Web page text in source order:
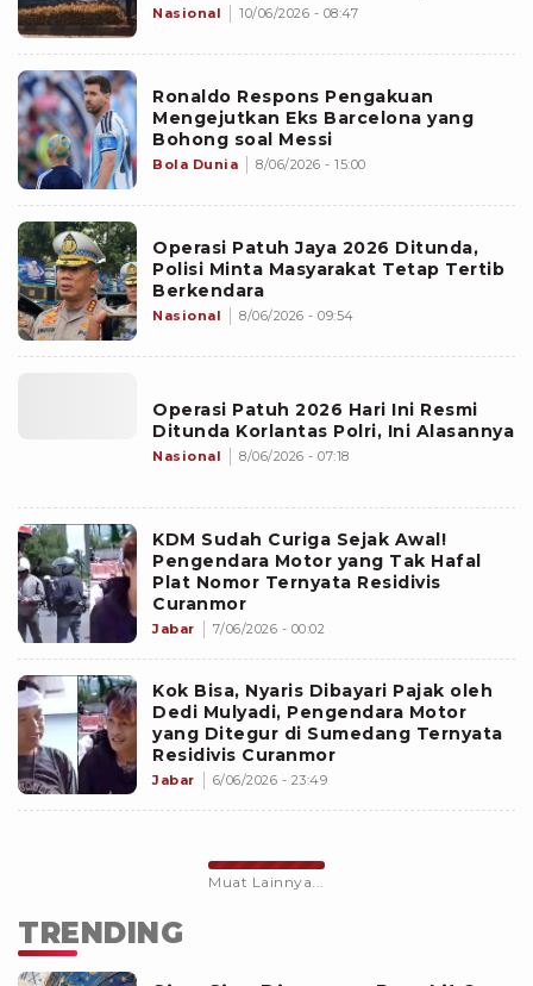
Nasional 10/06/2026 - 08:47
Ronaldo Respons Pengakuan
Mengejutkan Eks Barcelona yang
Bohong soal Messi
Bola Dunia 8/06/2026 - 15:00
Operasi Patuh Jaya 2026 Ditunda,
Polisi Minta Masyarakat Tetap Tertib
Berkendara
Nasional 8/06/2026 - 09:54
Operasi Patuh 2026 Hari Ini Resmi
Ditunda Korlantas Polri, Ini Alasannya
Nasional 8/06/2026 - 07:18
KDM Sudah Curiga Sejak Awal!
Pengendara Motor yang Tak Hafal
Plat Nomor Ternyata Residivis
Curanmor
Jabar 7/06/2026 - 00:02
Kok Bisa, Nyaris Dibayari Pajak oleh
Dedi Mulyadi, Pengendara Motor
yang Ditegur di Sumedang Ternyata
Residivis Curanmor
Jabar 6/06/2026 - 23:49
Muat Lainnya...
TRENDING